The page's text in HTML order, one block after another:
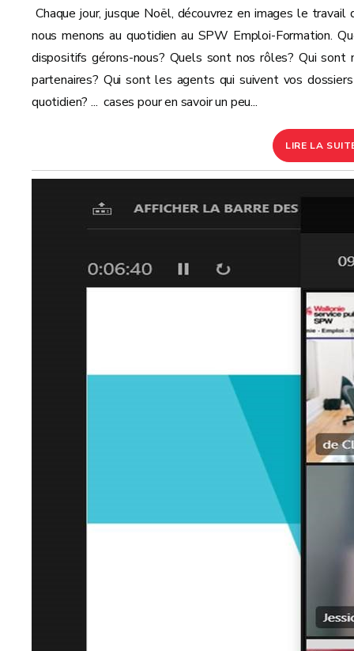
Chaque jour, jusque Noël, découvrez en images le travail
nous menons au quotidien au SPW Emploi-Formation.
dispositifs gérons-nous? Quels sont nos rôles? Qui sont
partenaires? Qui sont les agents qui suivent vos
quotidien? ... cases pour en savoir un peu...
LIRE LA